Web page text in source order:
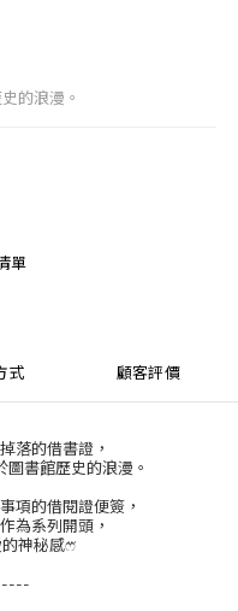
的浪漫。
單
式 顧客評價
落的借書證，
書館歷史的浪漫。
項的借閱證便簽，
為系列開頭，
神秘感ෆ⃛